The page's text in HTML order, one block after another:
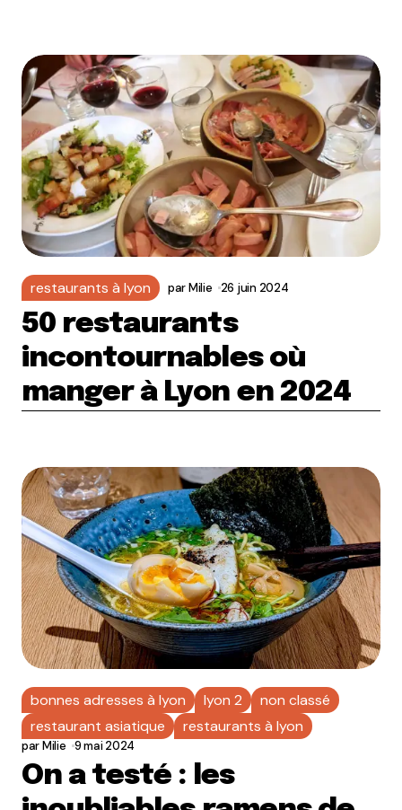
restaurants à lyon parMilie 26 juin 2024
50 restaurants
incontournables où
manger à Lyon en 2024
bonnes adresses à lyon lyon 2
non classé
restaurant asiatique
restaurants à lyon
parMilie 9 mai 2024
On a testé : les